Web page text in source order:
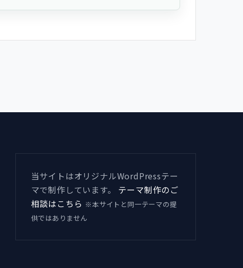
当サイトはオリジナルWordPressテー
マで制作しています。
テーマ制作のご
相談はこちら ※本サイトと同一テーマの提
供ではありません